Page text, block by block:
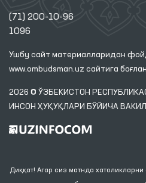
(71) 200-10-96
1096
Ушбу сайт материалларидан
www.ombudsman.uz сайтига
2026 © ЎЗБЕКИСТОН
ИНСОН ҲУҚУҚЛАРИ БЎЙИЧА
Диққат! Агар сиз матнда